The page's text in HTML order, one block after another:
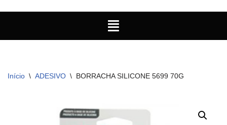
Início \ ADESIVO \ BORRACHA SILICONE 5699 70G